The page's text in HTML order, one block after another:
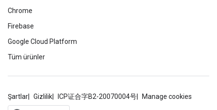
Chrome
Firebase
Google Cloud Platform
Tüm ürünler
Şartlar Gizlilik ICP证合字B2-20070004号 Manage cookies